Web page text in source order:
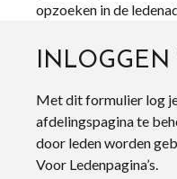
opzoeken in de
INLOGGEN
Met dit formulier log
afdelingspagina te
door leden worden
Voor Ledenpagina’s.